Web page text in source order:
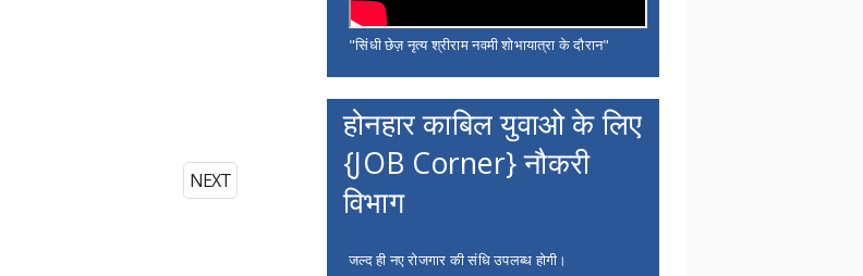
NEXT
"सिंधी छेज़ नृत्य श्रीराम नवमी शोभायात्रा के दौरान"
होनहार काबिल युवाओ के लिए
{JOB Corner} नौकरी
विभाग
जल्द ही नए रोजगार की संधि उपलब्ध होगी।